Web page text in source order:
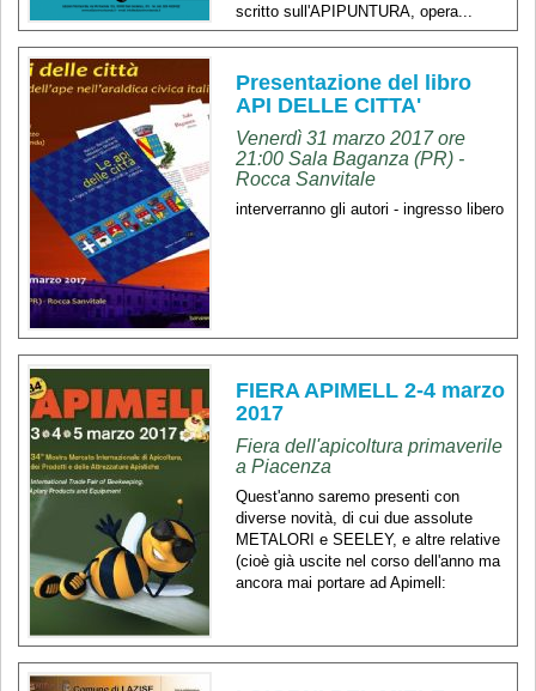
scritto sull'APIPUNTURA, opera...
Presentazione del libro
API DELLE CITTA'
Venerdì 31 marzo 2017 ore
21:00 Sala Baganza (PR) -
Rocca Sanvitale
interverranno gli autori - ingresso libero
FIERA APIMELL 2-4 marzo
2017
Fiera dell'apicoltura primaverile
a Piacenza
Quest'anno saremo presenti con
diverse novità, di cui due assolute
METALORI e SEELEY, e altre relative
(cioè già uscite nel corso dell'anno ma
ancora mai portare ad Apimell: